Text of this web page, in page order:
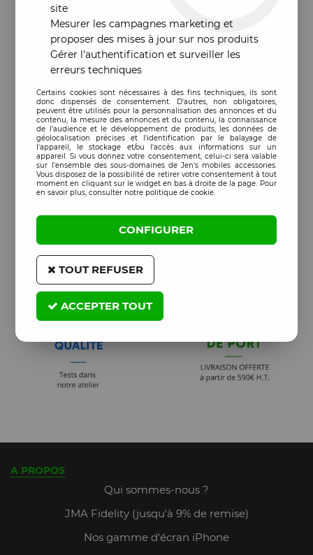
A PROPOS
Qui sommes-nous ?
JMA Fidelity (jusqu'à 9% de remise)
Nos gamme d'écran iPhone
site
Mesurer les campagnes marketing et
proposer des mises à jour sur nos produits
Gérer l'authentification et surveiller les
erreurs techniques
Certains cookies sont nécessaires à des fins techniques, ils sont
donc dispensés de consentement. D'autres, non obligatoires,
peuvent être utilisés pour la personnalisation des annonces et du
contenu, la mesure des annonces et du contenu, la connaissance
de l'audience et le développement de produits, les données de
géolocalisation précises et l'identification par le balayage de
l'appareil, le stockage et/ou l'accès aux informations sur un
appareil. Si vous donnez votre consentement, celui-ci sera valable
sur l’ensemble des sous-domaines de Jen's mobiles accessories.
Vous disposez de la possibilité de retirer votre consentement à tout
moment en cliquant sur le widget en bas à droite de la page. Pour
en savoir plus, consulter notre politique de cookie.
CONFIGURER
TOUT REFUSER
ACCEPTER TOUT